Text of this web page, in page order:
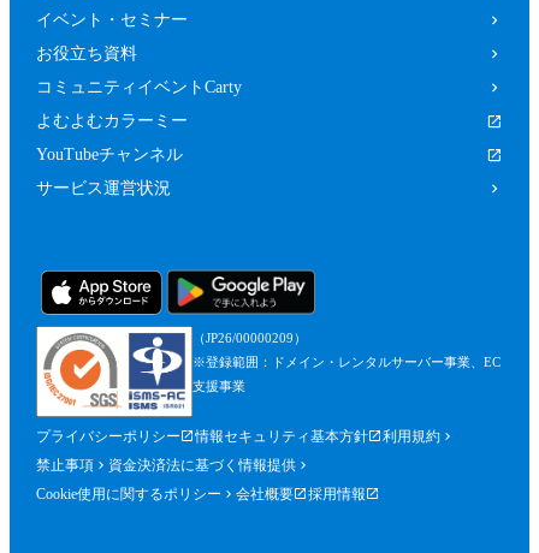
カラーミーショップ利用規約、又は当社
の運営するサービスの利用規約に違反し
ている方又は違反するおそれがあると当
社が判断した方
前２項のため、当社は、参加者（参加の申
し込みをした者を含みます。）に対し、当
確認するための情報（法定代理人の連絡先
を含みます。）が確認できるものを含むが
これに限られません。）の提出を求めるこ
とができるものとし、参加者はこれに従う
ものとします。
第５条（参加申込）
参加申込は、当社が提供する申込専用ペー
イベント・セミナー
お役立ち資料
コミュニティイベントCarty
よむよむカラーミー
YouTubeチャンネル
サービス運営状況
（JP26/00000209）
※登録範囲：ドメイン・レンタルサーバー事業、EC
支援事業
プライバシーポリシー 情報セキュリティ基本方針
利用規約
禁止事項
資金決済法に基づく情報提供
Cookie使用に関するポリシー
会社概要 採用情報